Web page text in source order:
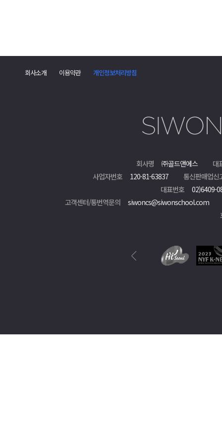
회사소개 이용약관 개인정보처리방침
회사명 ㈜골드앤에스
대
사업자번호
120-81-63837
통신판매업신
대표번호
02)6409-
고객센터/통번역문의
siwoncs@siwonschool.com